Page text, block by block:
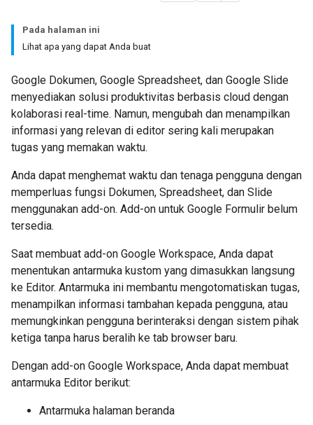
Pada halaman ini
Lihat apa yang dapat Anda buat
Google Dokumen, Google Spreadsheet, dan Google Slide
menyediakan solusi produktivitas berbasis cloud dengan
kolaborasi real-time. Namun, mengubah dan menampilkan
informasi yang relevan di editor sering kali merupakan
tugas yang memakan waktu.
Anda dapat menghemat waktu dan tenaga pengguna dengan
memperluas fungsi Dokumen, Spreadsheet, dan Slide
menggunakan add-on. Add-on untuk Google Formulir belum
tersedia.
Saat membuat add-on Google Workspace, Anda dapat
menentukan antarmuka kustom yang dimasukkan langsung
ke Editor. Antarmuka ini membantu mengotomatiskan tugas,
menampilkan informasi tambahan kepada pengguna, atau
memungkinkan pengguna berinteraksi dengan sistem pihak
ketiga tanpa harus beralih ke tab browser baru.
Dengan add-on Google Workspace, Anda dapat membuat
antarmuka Editor berikut:
Antarmuka halaman beranda